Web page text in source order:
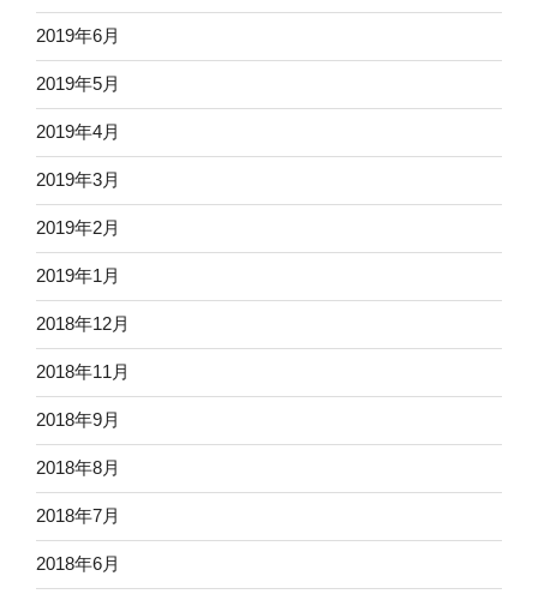
2019年6月
2019年5月
2019年4月
2019年3月
2019年2月
2019年1月
2018年12月
2018年11月
2018年9月
2018年8月
2018年7月
2018年6月